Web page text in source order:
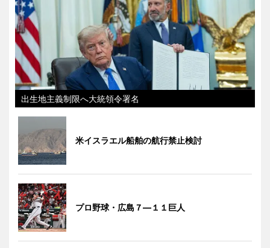
出生地主義制限へ大統領令署名
米イスラエル船舶の航行禁止検討
プロ野球・広島７―１１巨人